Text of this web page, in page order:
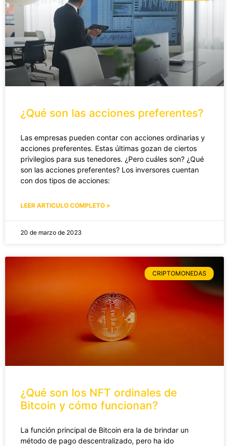
¿Qué son las acciones preferentes?
Las empresas pueden contar con acciones ordinarias y
acciones preferentes. Estas últimas gozan de ciertos
privilegios para sus tenedores. ¿Pero cuáles son? ¿Qué
son las acciones preferentes? Los inversores cuentan
con dos tipos de acciones:
LEER ARTICULO COMPLETO »
20 de marzo de 2023
CRIPTOMONEDAS
¿Qué son los NFT ordinales de
Bitcoin y cómo funcionan?
La función principal de Bitcoin era la de brindar un
método de pago descentralizado, pero ha ido